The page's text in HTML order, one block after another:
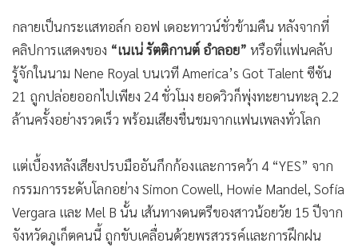
• ต่างประเทศ
• Special Scoop
• เศรษฐกิจ-ธุรกิจ
•
จีน
อาชญากรรม
• Motoring
• เกม
• วิทยาศาสตร์
กลายเป็นกระแสทอล์ก ออฟ เดอะทาวน์ชั่วข้ามคืน หลังจากที่
คลิปการแสดงของ “เนเน่ รัตติกานต์ อำลอย” หรือที่แฟนคลับ
รู้จักในนาม Nene Royal บนเวที America’s Got Talent ซีซัน
21 ถูกปล่อยออกไปเพียง 24 ชั่วโมง ยอดวิวก็พุ่งทะยานทะลุ 2.2
ล้านครั้งอย่างรวดเร็ว พร้อมเสียงชื่นชมจากแฟนเพลงทั่วโลก
แต่เบื้องหลังเสียงปรบมืออันกึกก้องและการคว้า 4 “YES” จาก
กรรมการระดับโลกอย่าง Simon Cowell, Howie Mandel, Sofía
Vergara และ Mel B นั้น เส้นทางดนตรีของสาวน้อยวัย 15 ปีจาก
จังหวัดภูเก็ตคนนี้ ถูกขับเคลื่อนด้วยพรสวรรค์และการฝึกฝน